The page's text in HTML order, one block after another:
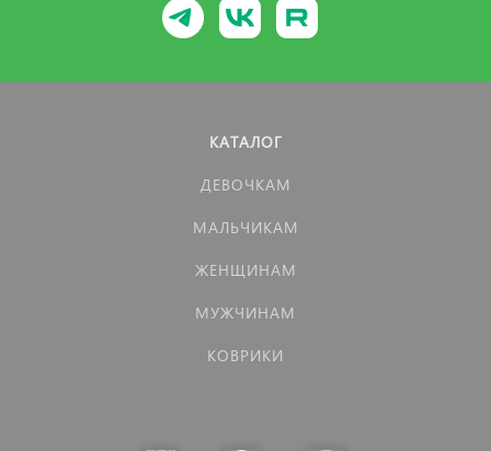
КАТАЛОГ
ДЕВОЧКАМ
МАЛЬЧИКАМ
ЖЕНЩИНАМ
МУЖЧИНАМ
КОВРИКИ